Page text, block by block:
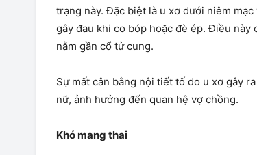
trạng này. Đặc biệt là u xơ dưới niêm
gây đau khi co bóp hoặc đè ép. Điều này
nằm gần cổ tử cung.
Sự mất cân bằng nội tiết tố do u xơ gây
nữ, ảnh hưởng đến quan hệ vợ chồng.
Khó mang thai